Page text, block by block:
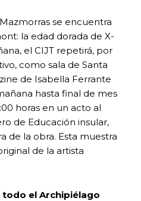
se encuentra
la edad dorada de X-
el CIJT repetirá, por
como sala de Santa
de Isabella Ferrante
hasta final de mes
horas en un acto al
de Educación insular,
de la obra. Esta muestra
de la artista
todo el Archipiélago